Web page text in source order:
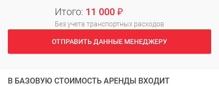
В БАЗОВУЮ СТОИМОСТЬ АРЕНДЫ ВХОДИТ
Итого: 11 000 ₽
Без учета транспортных расходов
ОТПРАВИТЬ ДАННЫЕ МЕНЕДЖЕРУ